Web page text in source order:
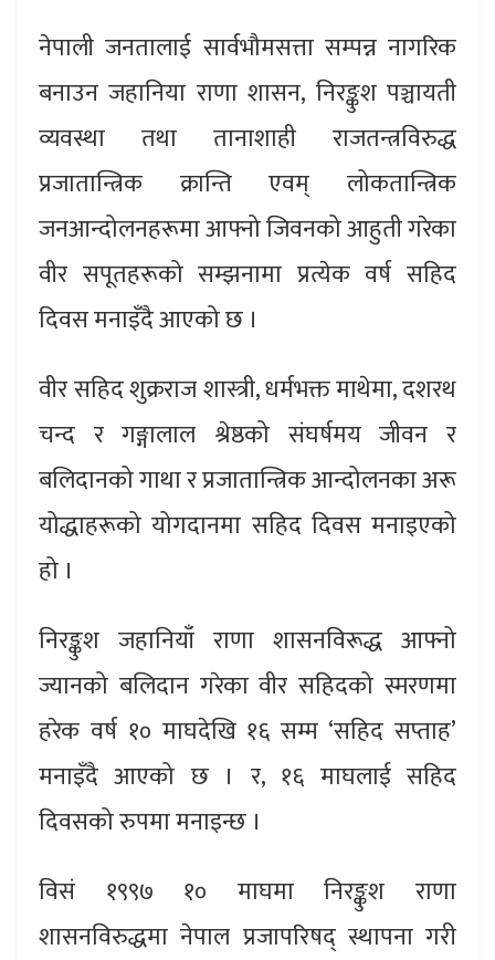
नेपाली जनतालाई सार्वभौमसत्ता सम्पन्न नागरिक
बनाउन जहानिया राणा शासन, निरङ्कुश पञ्चायती
व्यवस्था तथा तानाशाही राजतन्त्रविरुद्ध
प्रजातान्त्रिक क्रान्ति एवम् लोकतान्त्रिक
जनआन्दोलनहरूमा आफ्नो जिवनको आहुती गरेका
वीर सपूतहरूको सम्झनामा प्रत्येक वर्ष सहिद
दिवस मनाइँदै आएको छ ।
वीर सहिद शुक्रराज शास्त्री, धर्मभक्त माथेमा, दशरथ
चन्द र गङ्गालाल श्रेष्ठको संघर्षमय जीवन र
बलिदानको गाथा र प्रजातान्त्रिक आन्दोलनका अरू
योद्धाहरूको योगदानमा सहिद दिवस मनाइएको
हो ।
निरङ्कुश जहानियाँ राणा शासनविरूद्ध आफ्नो
ज्यानको बलिदान गरेका वीर सहिदको स्मरणमा
हरेक वर्ष १० माघदेखि १६ सम्म ‘सहिद सप्ताह’
मनाइँदै आएको छ । र, १६ माघलाई सहिद
दिवसको रुपमा मनाइन्छ ।
विसं १९९७ १० माघमा निरङ्कुश राणा
शासनविरुद्धमा नेपाल प्रजापरिषद् स्थापना गरी